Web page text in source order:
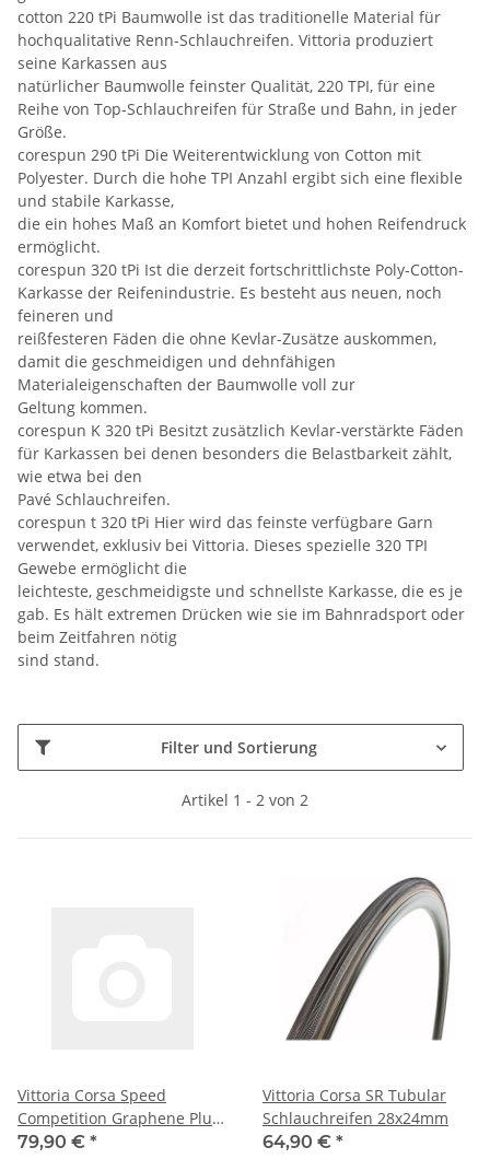
cotton 220 tPi Baumwolle ist das traditionelle Material für
hochqualitative Renn-Schlauchreifen. Vittoria produziert
seine Karkassen aus
natürlicher Baumwolle feinster Qualität, 220 TPI, für eine
Reihe von Top-Schlauchreifen für Straße und Bahn, in jeder
Größe.
corespun 290 tPi Die Weiterentwicklung von Cotton mit
Polyester. Durch die hohe TPI Anzahl ergibt sich eine flexible
und stabile Karkasse,
die ein hohes Maß an Komfort bietet und hohen Reifendruck
ermöglicht.
corespun 320 tPi Ist die derzeit fortschrittlichste Poly-Cotton-
Karkasse der Reifenindustrie. Es besteht aus neuen, noch
feineren und
reißfesteren Fäden die ohne Kevlar-Zusätze auskommen,
damit die geschmeidigen und dehnfähigen
Materialeigenschaften der Baumwolle voll zur
Geltung kommen.
corespun K 320 tPi Besitzt zusätzlich Kevlar-verstärkte Fäden
für Karkassen bei denen besonders die Belastbarkeit zählt,
wie etwa bei den
Pavé Schlauchreifen.
corespun t 320 tPi Hier wird das feinste verfügbare Garn
verwendet, exklusiv bei Vittoria. Dieses spezielle 320 TPI
Gewebe ermöglicht die
leichteste, geschmeidigste und schnellste Karkasse, die es je
gab. Es hält extremen Drücken wie sie im Bahnradsport oder
beim Zeitfahren nötig
sind stand.
Filter und Sortierung
Artikel 1 - 2 von 2
Vittoria Corsa Speed
Competition Graphene Plus
23-28 schwarz
79,90 € *
Vittoria Corsa SR Tubular
Schlauchreifen 28x24mm
64,90 € *